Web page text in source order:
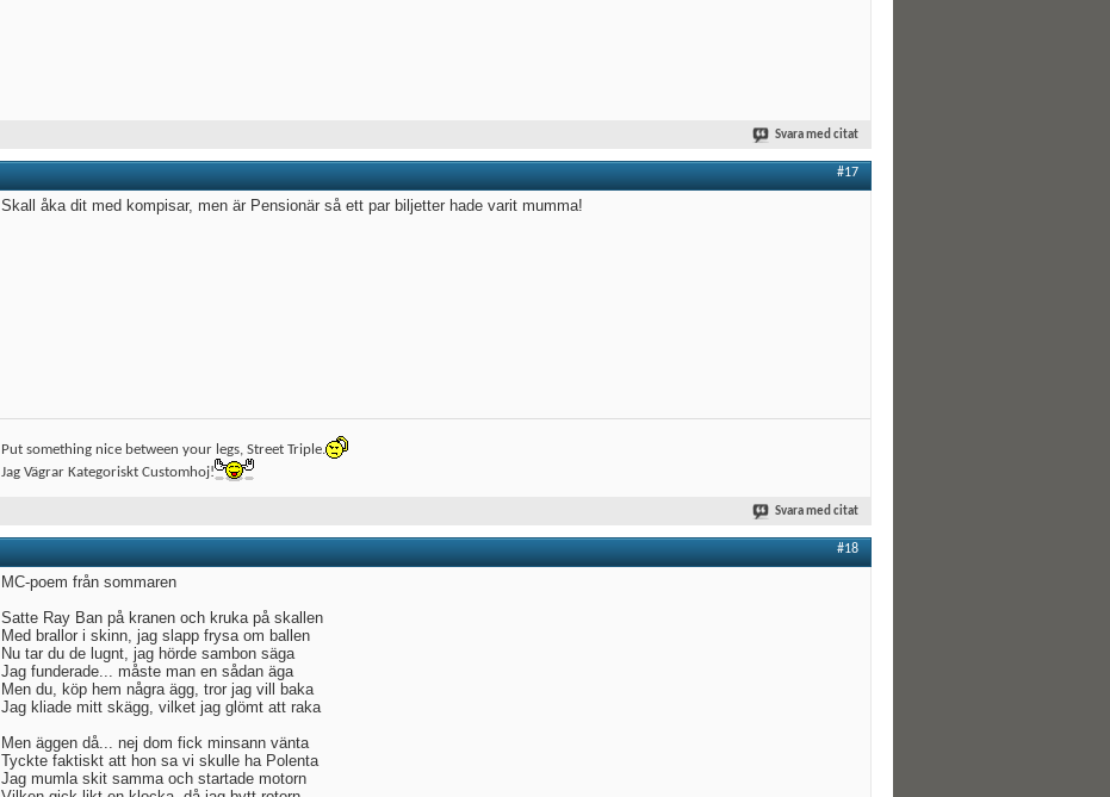
Svara med citat
#17
Skall åka dit med kompisar, men är Pensionär så ett par biljetter hade varit mumma!
Put something nice between your legs, Street Triple.
Jag Vägrar Kategoriskt Customhoj!
Svara med citat
#18
MC-poem från sommaren
Satte Ray Ban på kranen och kruka på skallen
Med brallor i skinn, jag slapp frysa om ballen
Nu tar du de lugnt, jag hörde sambon säga
Jag funderade... måste man en sådan äga
Men du, köp hem några ägg, tror jag vill baka
Jag kliade mitt skägg, vilket jag glömt att raka
Men äggen då... nej dom fick minsann vänta
Tyckte faktiskt att hon sa vi skulle ha Polenta
Jag mumla skit samma och startade motorn